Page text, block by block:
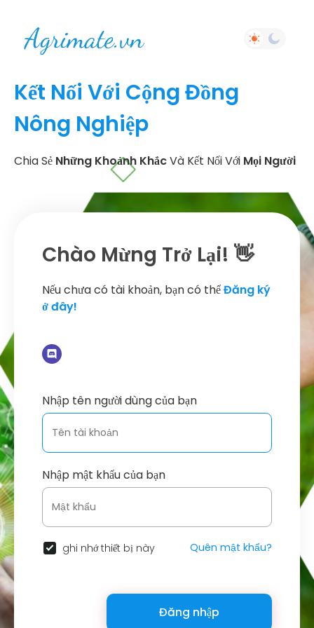
Kết Nối Với Cộng Đồng
Nông Nghiệp
Chia Sẻ Những Khoảnh KhắcVà Kết Nối Với Mọi Người
Chào Mừng Trở Lại! 👋
Nếu chưa có tài khoản, bạn có thểĐăng ký
ở đây!
Nhập tên người dùng của bạn
Nhập mật khẩu của bạn
ghi nhớ thiết bị này Quên mật khẩu?
Đăng nhập